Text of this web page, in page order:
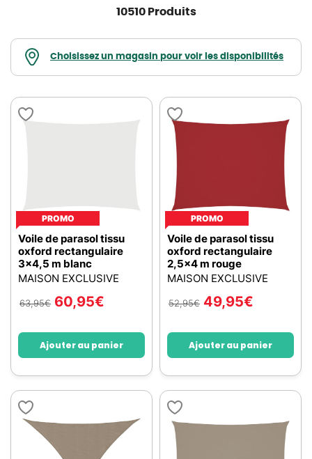
10510 Produits
Choisissez un magasin pour voir les disponibilités
PROMO
Voile de parasol tissu
oxford rectangulaire
3x4,5 m blanc
MAISON EXCLUSIVE
63,95€ 60,95€
Ajouter au panier
PROMO
Voile de parasol tissu
oxford rectangulaire
2,5x4 m rouge
MAISON EXCLUSIVE
52,95€ 49,95€
Ajouter au panier